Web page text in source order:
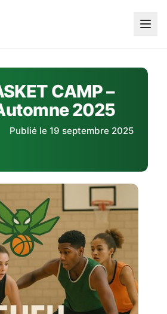
CAMP –
2025
Publié le 19 septembre 2025